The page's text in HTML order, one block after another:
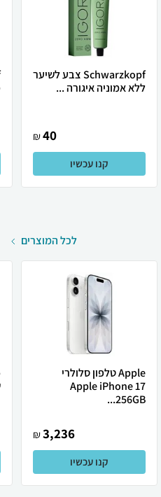
Schwarzkopf צבע לשיער
ללא אמוניה איגורה ...
40
₪
קנו עכשיו
לכל המוצרים
Apple טלפון סלולרי
Apple iPhone 17
256GB...
3,236
₪
קנו עכשיו